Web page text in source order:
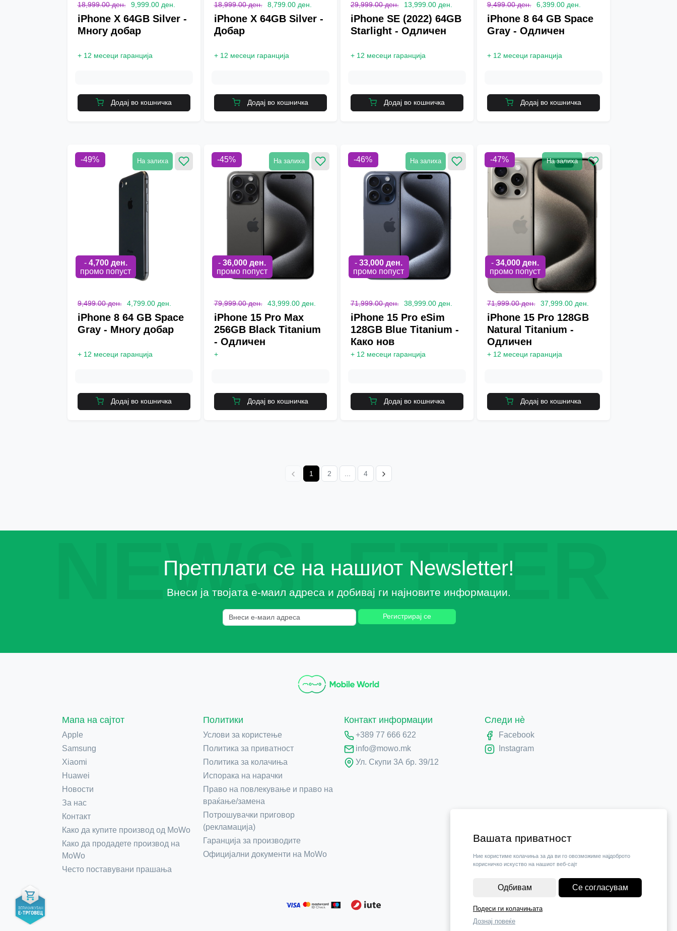
Вашата приватност
Ние користиме колачиња за да ви го овозможиме најдоброто
корисничко искуство на нашиот веб-сајт
Одбивам Се согласувам
Подеси ги колачињата
Дознај повеќе
18,999.00 ден. 9,999.00 ден.
iPhone X 64GB Silver -
Многу добар
+ 12 месеци гаранција
Додај во кошничка
18,999.00 ден. 8,799.00 ден.
iPhone X 64GB Silver -
Добар
+ 12 месеци гаранција
Додај во кошничка
29,999.00 ден. 13,999.00 ден.
iPhone SE (2022) 64GB
Starlight - Одличен
+ 12 месеци гаранција
Додај во кошничка
9,499.00 ден. 6,399.00 ден.
iPhone 8 64 GB Space
Gray - Одличен
+ 12 месеци гаранција
Додај во кошничка
-49% На залиха
- 4,700ден.
промо попуст
9,499.00 ден. 4,799.00 ден.
iPhone 8 64 GB Space
Gray - Многу добар
+ 12 месеци гаранција
Додај во кошничка
-45% На залиха
- 36,000 ден.
промо попуст
79,999.00 ден. 43,999.00 ден.
iPhone 15 Pro Max
256GB Black Titanium
- Одличен
+
Додај во кошничка
-46% На залиха
- 33,000 ден.
промо попуст
71,999.00 ден. 38,999.00 ден.
iPhone 15 Pro eSim
128GB Blue Titanium -
Како нов
+ 12 месеци гаранција
Додај во кошничка
-47% На залиха
- 34,000 ден.
промо попуст
71,999.00 ден. 37,999.00 ден.
iPhone 15 Pro 128GB
Natural Titanium -
Одличен
+ 12 месеци гаранција
Додај во кошничка
1 2 4
NEWSLETTER
Претплати се на нашиот Newsletter!
Внеси ја твојата е-маил адреса и добивај ги најновите информации.
Регистрирај се
Мапа на сајтот
Apple
Samsung
Xiaomi
Huawei
Новости
За нас
Контакт
Како да купите производ од MoWo
Како да продадете производ на
MoWo
Често поставувани прашања
Политики
Услови за користење
Политика за приватност
Политика за колачиња
Испорака на нарачки
Право на повлекување и право на
враќање/замена
Потрошувачки приговор
(рекламација)
Гаранција за производите
Официјални документи на MoWo
Контакт информации
+389 77 666 622
info@mowo.mk
Ул. Скупи 3А бр. 39/12
Следи нè
Facebook
Instagram